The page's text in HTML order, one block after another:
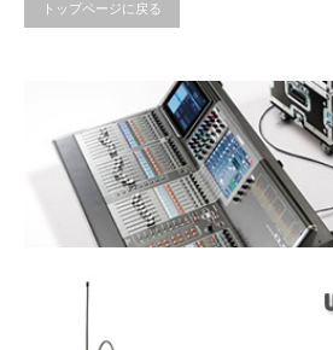
トップページに戻る